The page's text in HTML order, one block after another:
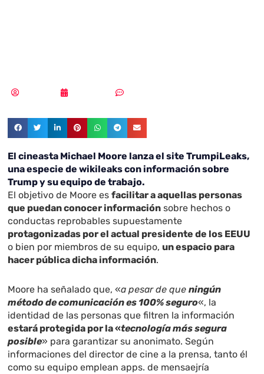
El cineasta Michael Moore lanza el siteTrumpiLeaks,
una especie de wikileaks con información sobre
Trump y su equipo de trabajo.
El objetivo de Moore esfacilitar a aquellas personas
que puedan conocer información sobre hechos o
conductas reprobables supuestamente
protagonizadas por el actual presidente de los EEUU
o bien por miembros de su equipo,un espacio para
hacer pública dicha información.
Moore ha señalado que, «a pesar de queningún
método de comunicación es 100% seguro«, la
identidad de las personas que filtren la información
estará protegida por la «tecnología más segura
posible» para garantizar su anonimato. Según
informaciones del director de cine a la prensa, tanto él
como su equipo emplean apps. de mensaejría